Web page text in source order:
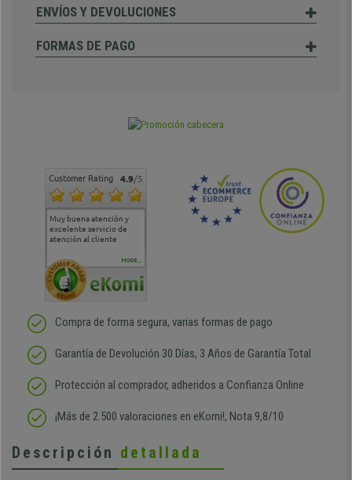
ENVÍOS Y DEVOLUCIONES
FORMAS DE PAGO
Customer Rating 4.9/5
Muy buena atención y
excelente servicio de
atención al cliente
Muy buena atención de
cara al asesoramiento
Si estoy contento
MORE...
Compra de forma segura, varias formas de pago
Garantía de Devolución 30 Días, 3 Años de Garantía Total
Protección al comprador, adheridos a Confianza Online
¡Más de 2.500 valoraciones en eKomi!, Nota 9,8/10
Descripción detallada